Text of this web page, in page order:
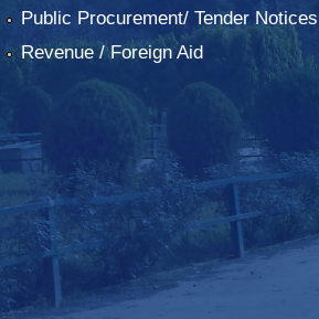
Public Procurement/ Tender Notices
Revenue / Foreign Aid